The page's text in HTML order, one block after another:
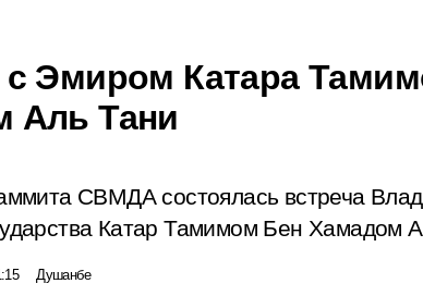
с Эмиром Катара
Аль Тани
СВМДА состоялась встреча
Катар Тамимом Бен Хамадом
Душанбе